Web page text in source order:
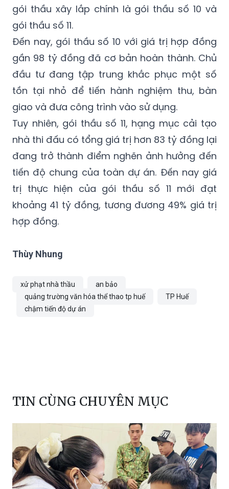
gói thầu xây lắp chính là gói thầu số 10 và
gói thầu số 11.
Đến nay, gói thầu số 10 với giá trị hợp đồng
gần 98 tỷ đồng đã cơ bản hoàn thành. Chủ
đầu tư đang tập trung khắc phục một số
tồn tại nhỏ để tiến hành nghiệm thu, bàn
giao và đưa công trình vào sử dụng.
Tuy nhiên, gói thầu số 11, hạng mục cải tạo
nhà thi đấu có tổng giá trị hơn 83 tỷ đồng lại
đang trở thành điểm nghẽn ảnh hưởng đến
tiến độ chung của toàn dự án. Đến nay giá
trị thực hiện của gói thầu số 11 mới đạt
khoảng 41 tỷ đồng, tương đương 49% giá trị
hợp đồng.
Thùy Nhung
xử phạt nhà thầu
an bảo
quảng trường văn hóa thể thao tp huế
TP Huế
chậm tiến độ dự án
TIN CÙNG CHUYÊN MỤC